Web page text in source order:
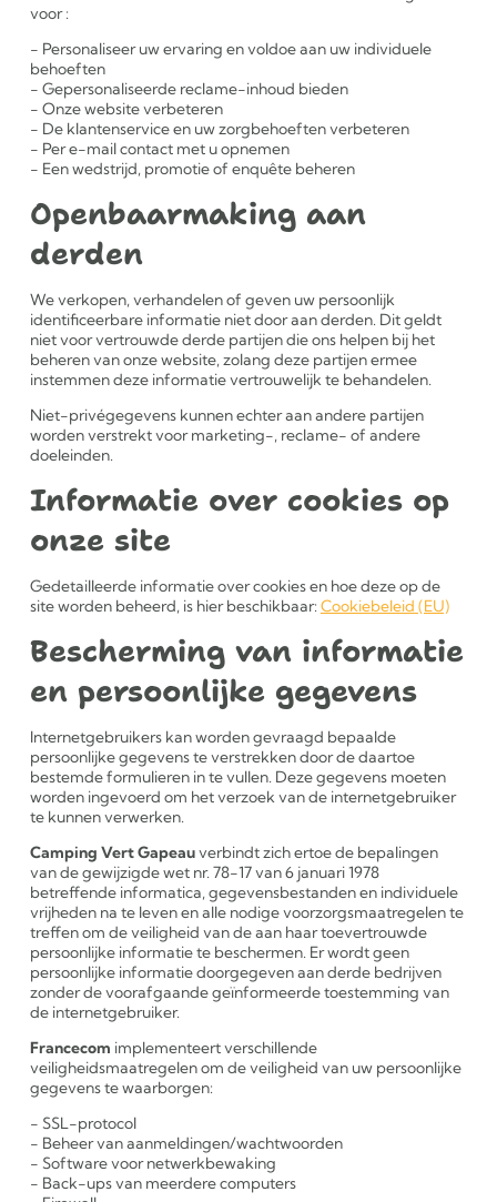
voor :
Personaliseer uw ervaring en voldoe aan uw individuele
behoeften
Gepersonaliseerde reclame-inhoud bieden
Onze website verbeteren
De klantenservice en uw zorgbehoeften verbeteren
Per e-mail contact met u opnemen
Een wedstrijd, promotie of enquête beheren
Openbaarmaking aan
derden
We verkopen, verhandelen of geven uw persoonlijk
identificeerbare informatie niet door aan derden. Dit geldt
niet voor vertrouwde derde partijen die ons helpen bij het
beheren van onze website, zolang deze partijen ermee
instemmen deze informatie vertrouwelijk te behandelen.
Niet-privégegevens kunnen echter aan andere partijen
worden verstrekt voor marketing-, reclame- of andere
doeleinden.
Informatie over cookies op
onze site
Gedetailleerde informatie over cookies en hoe deze op de
site worden beheerd, is hier beschikbaar:Cookiebeleid (EU)
Bescherming van informatie
en persoonlijke gegevens
Internetgebruikers kan worden gevraagd bepaalde
persoonlijke gegevens te verstrekken door de daartoe
bestemde formulieren in te vullen. Deze gegevens moeten
worden ingevoerd om het verzoek van de internetgebruiker
te kunnen verwerken.
Camping Vert Gapeauverbindt zich ertoe de bepalingen
van de gewijzigde wet nr. 78-17 van 6 januari 1978
betreffende informatica, gegevensbestanden en individuele
vrijheden na te leven en alle nodige voorzorgsmaatregelen te
treffen om de veiligheid van de aan haar toevertrouwde
persoonlijke informatie te beschermen. Er wordt geen
persoonlijke informatie doorgegeven aan derde bedrijven
zonder de voorafgaande geïnformeerde toestemming van
de internetgebruiker.
Francecom implementeert verschillende
veiligheidsmaatregelen om de veiligheid van uw persoonlijke
gegevens te waarborgen:
SSL-protocol
Beheer van aanmeldingen/wachtwoorden
Software voor netwerkbewaking
Back-ups van meerdere computers